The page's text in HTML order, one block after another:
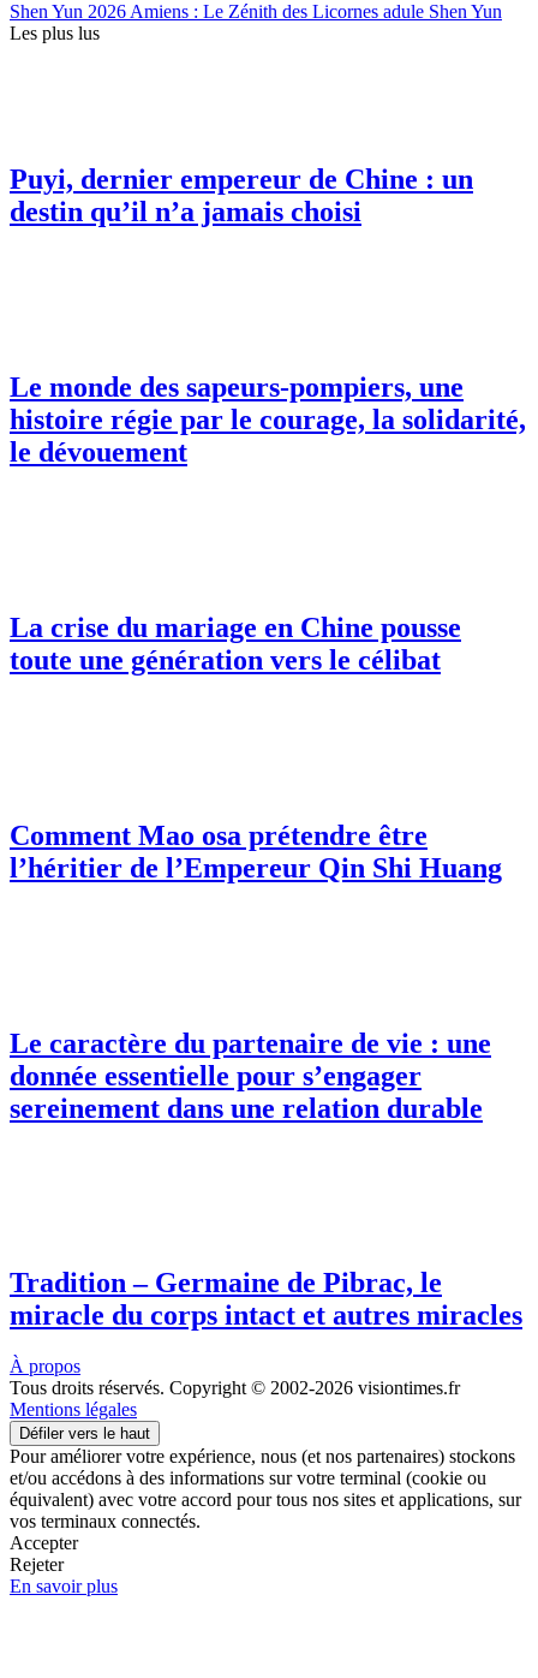
Shen Yun 2026 Amiens : Le Zénith des Licornes adule Shen Yun
Les plus lus
Puyi, dernier empereur de Chine : un
destin qu’il n’a jamais choisi
Le monde des sapeurs-pompiers, une
histoire régie par le courage, la solidarité,
le dévouement
La crise du mariage en Chine pousse
toute une génération vers le célibat
Comment Mao osa prétendre être
l’héritier de l’Empereur Qin Shi Huang
Le caractère du partenaire de vie : une
donnée essentielle pour s’engager
sereinement dans une relation durable
Tradition – Germaine de Pibrac, le
miracle du corps intact et autres miracles
À propos
Tous droits réservés. Copyright © 2002-2026 visiontimes.fr
Mentions légales
Défiler vers le haut
Pour améliorer votre expérience, nous (et nos partenaires) stockons
et/ou accédons à des informations sur votre terminal (cookie ou
équivalent) avec votre accord pour tous nos sites et applications, sur
vos terminaux connectés.
Accepter
Rejeter
En savoir plus